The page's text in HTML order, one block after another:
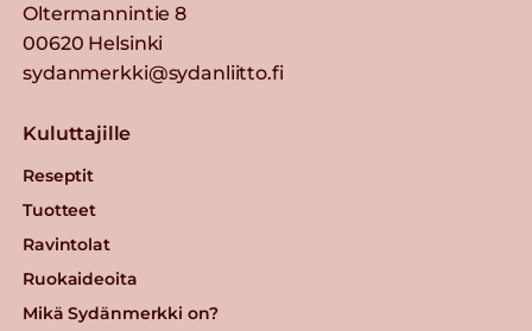
Oltermannintie 8
00620 Helsinki
sydanmerkki@sydanliitto.fi
Kuluttajille
Reseptit
Tuotteet
Ravintolat
Ruokaideoita
Mikä Sydänmerkki on?